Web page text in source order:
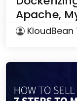
Apache,
KloudBean